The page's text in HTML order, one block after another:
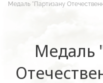
Медаль "Партизану
Медаль